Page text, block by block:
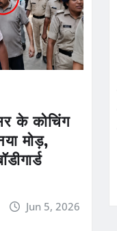
के कोचिंग
मोड़,
Jun 5, 2026